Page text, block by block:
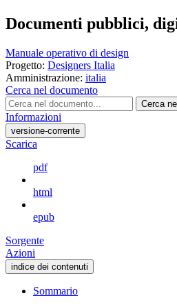
Documenti pubblici,
Manuale operativo di design
Progetto: Designers Italia
Amministrazione: italia
Cerca nel documento
Cerca
Informazioni
versione-corrente
Scarica
pdf
html
epub
Sorgente
Azioni
indice dei contenuti
Sommario